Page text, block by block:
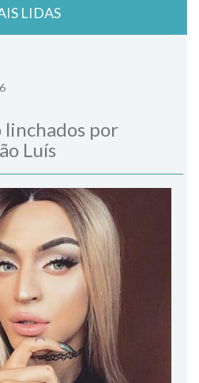
LIDAS
linchados por
Luís